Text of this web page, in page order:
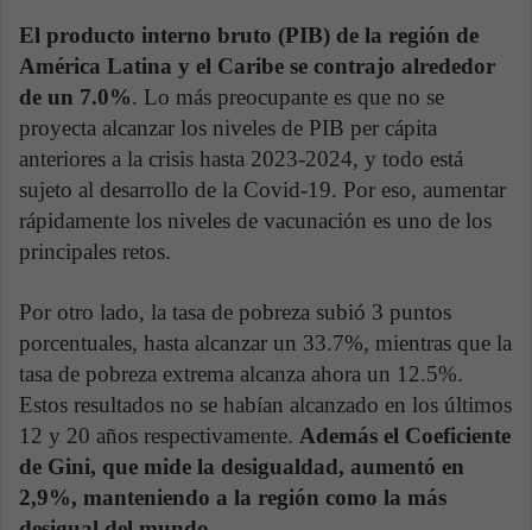
El producto interno bruto (PIB) de la región de
América Latina y el Caribe se contrajo alrededor
de un 7.0%. Lo más preocupante es que no se
proyecta alcanzar los niveles de PIB per cápita
anteriores a la crisis hasta 2023‑2024, y todo está
sujeto al desarrollo de la Covid-19. Por eso, aumentar
rápidamente los niveles de vacunación es uno de los
principales retos.
Por otro lado, la tasa de pobreza subió 3 puntos
porcentuales, hasta alcanzar un 33.7%, mientras que la
tasa de pobreza extrema alcanza ahora un 12.5%.
Estos resultados no se habían alcanzado en los últimos
12 y 20 años respectivamente. Además el Coeficiente
de Gini, que mide la desigualdad, aumentó en
2,9%, manteniendo a la región como la más